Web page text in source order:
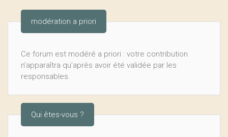
modération a priori
Ce forum est modéré a priori : votre contribution
n’apparaîtra qu’après avoir été validée par les
responsables.
Qui êtes-vous ?